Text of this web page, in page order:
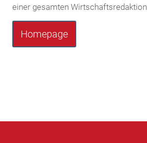
einer gesamten Wirtschaftsredaktion
Homepage